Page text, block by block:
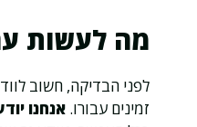
מה לעשות
זמינים עבורו. אנחנו